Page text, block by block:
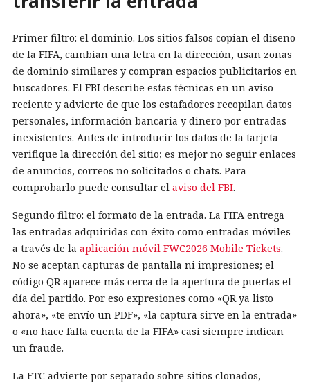
Primer filtro: el dominio. Los sitios falsos copian el diseño
de la FIFA, cambian una letra en la dirección, usan zonas
de dominio similares y compran espacios publicitarios en
buscadores. El FBI describe estas técnicas en un aviso
reciente y advierte de que los estafadores recopilan datos
personales, información bancaria y dinero por entradas
inexistentes. Antes de introducir los datos de la tarjeta
verifique la dirección del sitio; es mejor no seguir enlaces
de anuncios, correos no solicitados o chats. Para
comprobarlo puede consultar el aviso del FBI.
Segundo filtro: el formato de la entrada. La FIFA entrega
las entradas adquiridas con éxito como entradas móviles
a través de la aplicación móvil FWC2026 Mobile Tickets.
No se aceptan capturas de pantalla ni impresiones; el
código QR aparece más cerca de la apertura de puertas el
día del partido. Por eso expresiones como «QR ya listo
ahora», «te envío un PDF», «la captura sirve en la entrada»
o «no hace falta cuenta de la FIFA» casi siempre indican
un fraude.
La FTC advierte por separado sobre sitios clonados,